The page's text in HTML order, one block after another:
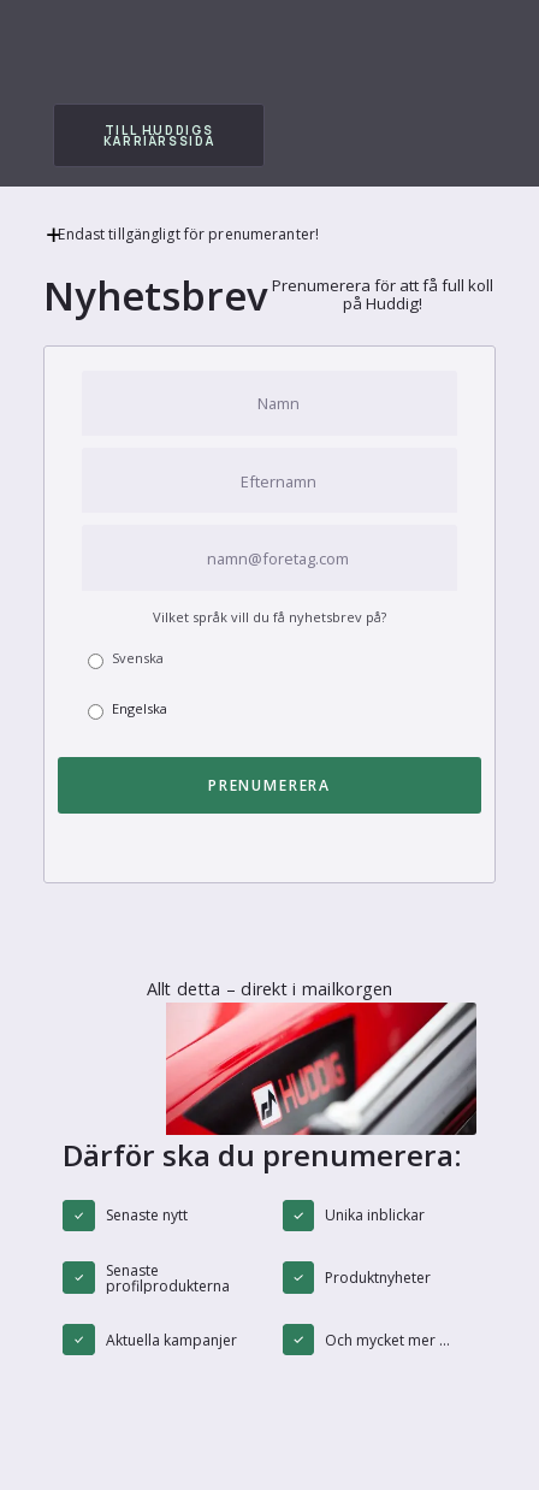
TILL HUDDIGS
KARRIÄRSSIDA
Endast tillgängligt för prenumeranter!
NyhetsbrevPrenumerera för att få full koll
på Huddig!
Vilket språk vill du få nyhetsbrev på?
Svenska
Engelska
Allt detta – direkt i mailkorgen
Därför ska du prenumerera:
Senaste nytt Unika inblickar
Senaste
profilprodukterna Produktnyheter
Aktuella kampanjer Och mycket mer ...